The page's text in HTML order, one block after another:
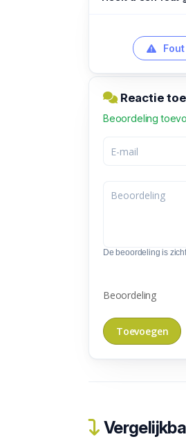
Reactie
Beoordeling
De beoordeling is
Beoordeling